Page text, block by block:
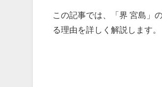
この記事では、「界 宮島」
る理由を詳しく解説します。